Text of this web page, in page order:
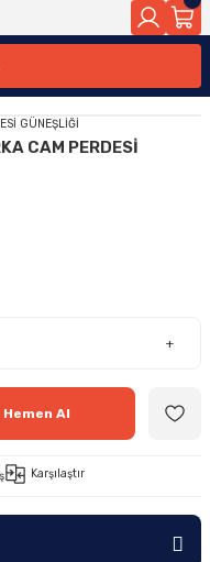
CAM PERDESİ
+
Hemen Al
Karşılaştır